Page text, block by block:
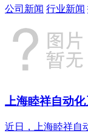
公司新闻 行业新闻
上海睦祥自动
近日，上海睦祥自